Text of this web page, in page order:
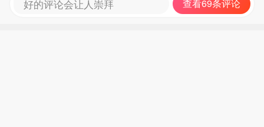
好的评论会让人崇拜 查看69条评论